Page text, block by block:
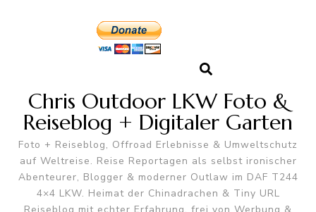
Chris Outdoor LKW Foto &
Reiseblog + Digitaler Garten
Foto + Reiseblog, Offroad Erlebnisse & Umweltschutz
auf Weltreise. Reise Reportagen als selbst ironischer
Abenteurer, Blogger & moderner Outlaw im DAF T244
4×4 LKW. Heimat der Chinadrachen & Tiny URL
Reiseblog mit echter Erfahrung, frei von Werbung &